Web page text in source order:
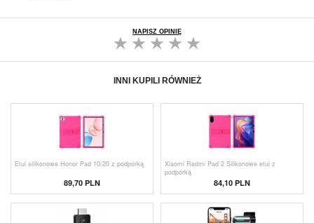
NAPISZ OPINIĘ
INNI KUPILI RÓWNIEŻ
Etui silikonowe Honor Pad 10/20 z podpórką
89,70 PLN
Xiaomi Redmi Pad 2 Silikonowe etui z
podpórką
84,10 PLN